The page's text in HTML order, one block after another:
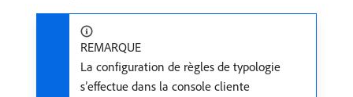
REMARQUE
La configuration de règles de typologie
s’effectue dans la console cliente